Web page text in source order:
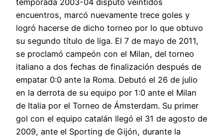
encuentros, marcó nuevamente trece goles y
logró hacerse de dicho torneo por lo que obtuvo
su segundo título de liga. El 7 de mayo de 2011,
se proclamó campeón con el Milan, del torneo
italiano a dos fechas de finalización después de
empatar 0:0 ante la Roma. Debutó el 26 de julio
en la derrota de su equipo por 1:0 ante el Milan
de Italia por el Torneo de Ámsterdam. Su primer
gol con el equipo catalán llegó el 31 de agosto de
2009, ante el Sporting de Gijón, durante la